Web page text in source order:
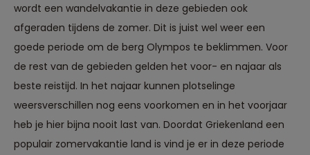
wordt een wandelvakantie in deze gebieden ook
afgeraden tijdens de zomer. Dit is juist wel weer een
goede periode om de berg Olympos te beklimmen. Voor
de rest van de gebieden gelden het voor- en najaar als
beste reistijd. In het najaar kunnen plotselinge
weersverschillen nog eens voorkomen en in het voorjaar
heb je hier bijna nooit last van. Doordat Griekenland een
populair zomervakantie land is vind je er in deze periode